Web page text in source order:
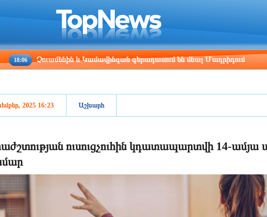
Los Angeles
07:16
Beijing
22:16
Չուամենին և Կամավինգան գերադասում են մնալ Մադրիդում 17:55
2025 16:23 Աշխարհ
ուսուցչուհին կդատապարտվի 14-ամյա